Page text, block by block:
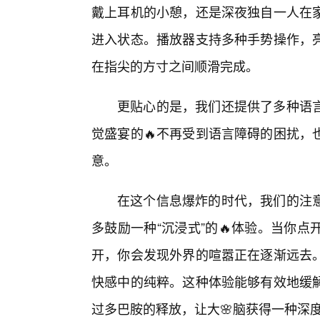
戴上耳机的小憩，还是深夜独自一人
进入状态。播放器支持多种手势操作
在指尖的方寸之间顺滑完成。
更贴心的是，我们还提供了多种
觉盛宴的🔥不再受到语言障碍的困扰
意。
在这个信息爆炸的时代，我们的注
多鼓励一种“沉浸式”的🔥体验。当你
开，你会发现外界的喧嚣正在逐渐远
快感中的纯粹。这种体验能够有效地
过多巴胺的释放，让大🌸脑获得一种深